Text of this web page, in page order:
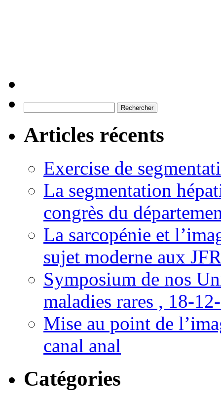
Articles récents
Exercise de
La segmentation
congrès du
La sarcopénie et
sujet moderne aux
Symposium de nos
maladies rares , 18-
Mise au point de
canal anal
Catégories